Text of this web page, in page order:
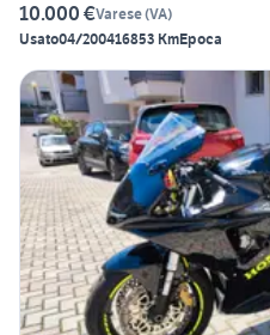
10.000 €Varese(VA)
Usato04/200416853 KmEpoca